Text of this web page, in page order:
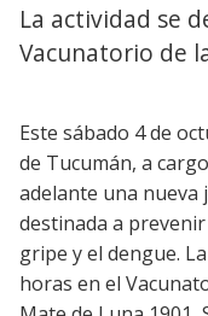
La actividad se
Vacunatorio de
Este sábado 4 de
de Tucumán, a
adelante una nueva
destinada a
gripe y el dengue.
horas en el